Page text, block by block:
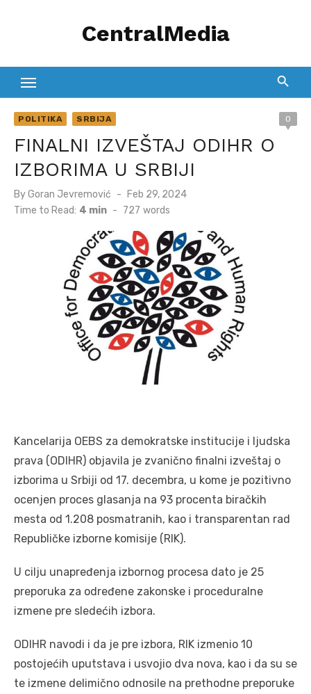
CentralMedia
POLITIKA SRBIJA 0
FINALNI IZVEŠTAJ ODIHR O
IZBORIMA U SRBIJI
ByGoran Jevremović
Posted
on
Feb 29, 2024
Time to Read: 4 min - 727 words
Kancelarija OEBS za demokratske institucije i ljudska
prava (ODIHR) objavila je zvanično finalni izveštaj o
izborima u Srbiji od 17. decembra, u kome je pozitivno
ocenjen proces glasanja na 93 procenta biračkih
mesta od 1.208 posmatranih, kao i transparentan rad
Republičke izborne komisije (RIK).
U cilju unapređenja izbornog procesa dato je 25
preporuka za određene zakonske i proceduralne
izmene pre sledećih izbora.
ODIHR navodi i da je pre izbora, RIK izmenio 10
postojećih uputstava i usvojio dva nova, kao i da su se
te izmene delimično odnosile na prethodne preporuke